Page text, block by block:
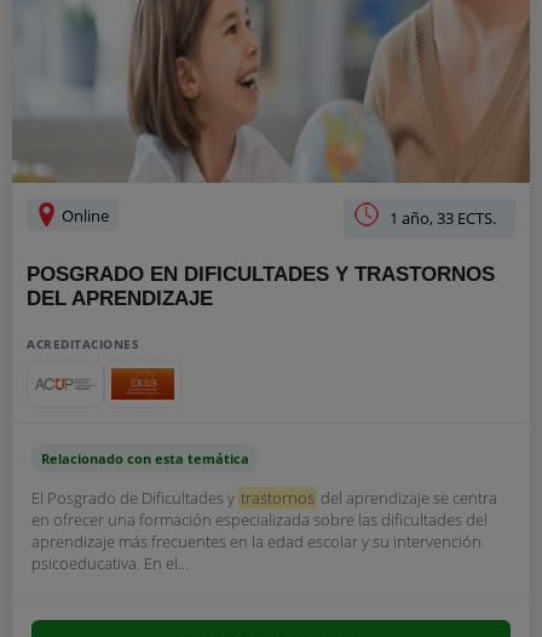
Online 1 año, 33 ECTS.
POSGRADO EN DIFICULTADES Y TRASTORNOS
DEL APRENDIZAJE
ACREDITACIONES
Relacionado con esta temática
El Posgrado de Dificultades y trastornos del aprendizaje se centra
en ofrecer una formación especializada sobre las dificultades del
aprendizaje más frecuentes en la edad escolar y su intervención
psicoeducativa. En el...